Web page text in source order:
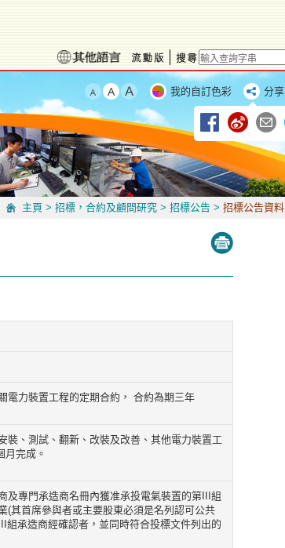
我的自訂色彩 分享
主頁 > 招標，合約及顧問研究 > 招標公告 > 招標公告資料
電力裝置工程的定期合約， 合約為期三年
裝、測試、翻新、改裝及改善、其他電力裝置工
月完成。
及專門承造商名冊內獲准承投電氣裝置的第III組
(其首席參與者或主要股東必須是名列認可公共
承造商經確認者，並同時符合投標文件列出的